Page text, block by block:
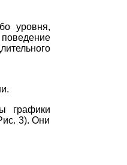
уровня,
графики
3). Они